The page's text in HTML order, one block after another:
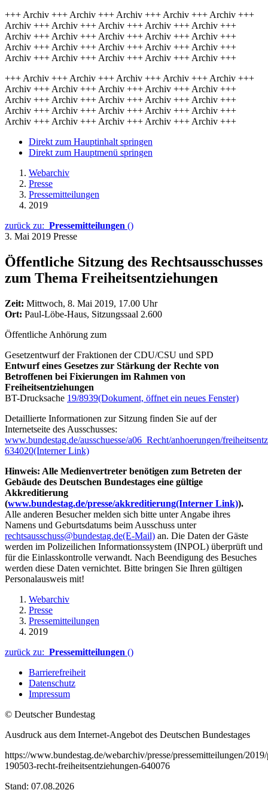
+++ Archiv +++ Archiv +++ Archiv +++ Archiv +++ Archiv +++
Archiv +++ Archiv +++ Archiv +++ Archiv +++ Archiv +++
Archiv +++ Archiv +++ Archiv +++ Archiv +++ Archiv +++
Archiv +++ Archiv +++ Archiv +++ Archiv +++ Archiv +++
Archiv +++ Archiv +++ Archiv +++ Archiv +++ Archiv +++
+++ Archiv +++ Archiv +++ Archiv +++ Archiv +++ Archiv +++
Archiv +++ Archiv +++ Archiv +++ Archiv +++ Archiv +++
Archiv +++ Archiv +++ Archiv +++ Archiv +++ Archiv +++
Archiv +++ Archiv +++ Archiv +++ Archiv +++ Archiv +++
Archiv +++ Archiv +++ Archiv +++ Archiv +++ Archiv +++
Direkt zum Hauptinhalt springen
Direkt zum Hauptmenü springen
Webarchiv
Presse
Pressemitteilungen
2019
zurück zu: Pressemitteilungen ()
3. Mai 2019 Presse
Öffentliche Sitzung des Rechtsausschusses
zum Thema Freiheitsentziehungen
Zeit: Mittwoch, 8. Mai 2019, 17.00 Uhr
Ort: Paul-Löbe-Haus, Sitzungssaal 2.600
Öffentliche Anhörung zum
Gesetzentwurf der Fraktionen der CDU/CSU und SPD
Entwurf eines Gesetzes zur Stärkung der Rechte von
Betroffenen bei Fixierungen im Rahmen von
Freiheitsentziehungen
BT-Drucksache 19/8939(Dokument, öffnet ein neues Fenster)
Detaillierte Informationen zur Sitzung finden Sie auf der
Internetseite des Ausschusses:
www.bundestag.de/ausschuesse/a06_Recht/anhoerungen/
634020(Interner Link)
Hinweis: Alle Medienvertreter benötigen zum Betreten der
Gebäude des Deutschen Bundestages eine gültige
Akkreditierung
(www.bundestag.de/presse/akkreditierung(Interner Link)).
Alle anderen Besucher melden sich bitte unter Angabe ihres
Namens und Geburtsdatums beim Ausschuss unter
rechtsausschuss@bundestag.de(E-Mail) an. Die Daten der Gäste
werden im Polizeilichen Informationssystem (INPOL) überprüft und
für die Einlasskontrolle verwandt. Nach Beendigung des Besuches
werden diese Daten vernichtet. Bitte bringen Sie Ihren gültigen
Personalausweis mit!
Webarchiv
Presse
Pressemitteilungen
2019
zurück zu: Pressemitteilungen ()
Barrierefreiheit
Datenschutz
Impressum
© Deutscher Bundestag
Ausdruck aus dem Internet-Angebot des Deutschen Bundestages
https://www.bundestag.de/webarchiv/presse/pressemitteilungen/
190503-recht-freiheitsentziehungen-640076
Stand: 07.08.2026